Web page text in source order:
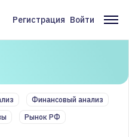
Меню
пользователя
Регистрация Войти
Финансовый анализ
Рынок РФ